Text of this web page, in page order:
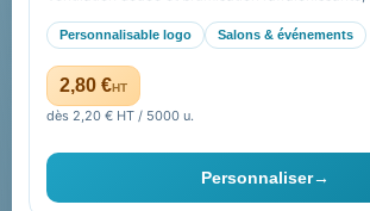
Personnalisable logo Salons & événements
2,80 €HT
dès 2,20 € HT / 5000 u.
Personnaliser→
Catalogue goodies
Cadeaux de fin d’année
Ils nous
Livraison